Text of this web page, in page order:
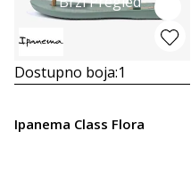
Dostupno boja:1
Ipanema Class Flora